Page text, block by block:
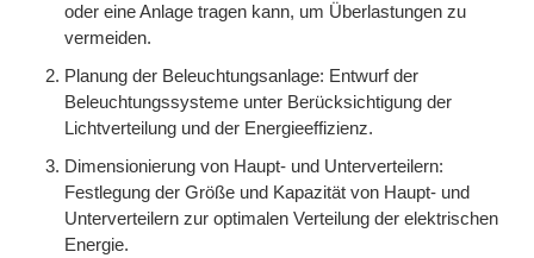
oder eine Anlage tragen kann, um Überlastungen zu
vermeiden.
Planung der Beleuchtungsanlage: Entwurf der
Beleuchtungssysteme unter Berücksichtigung der
Lichtverteilung und der Energieeffizienz.
Dimensionierung von Haupt- und Unterverteilern:
Festlegung der Größe und Kapazität von Haupt- und
Unterverteilern zur optimalen Verteilung der elektrischen
Energie.